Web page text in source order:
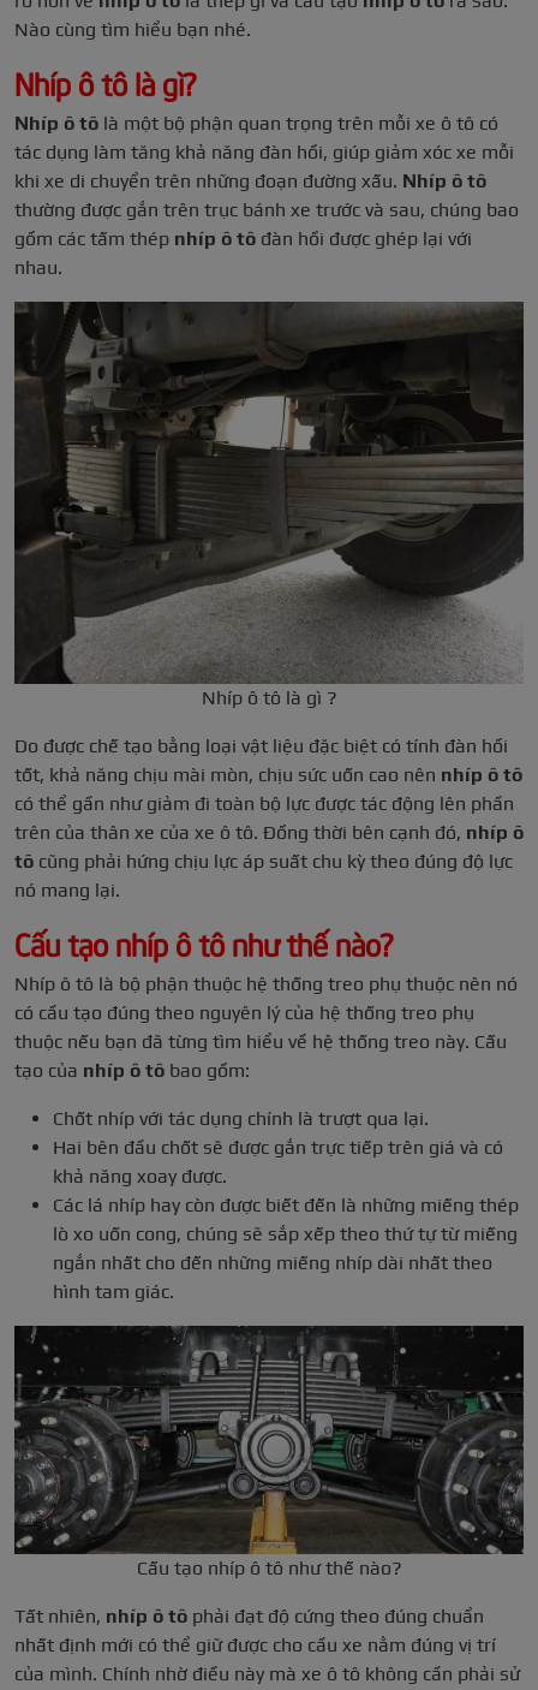
Nào cùng tìm hiểu bạn nhé.
Nhíp ô tô là gì?
Nhíp ô tô là một bộ phận quan trọng trên mỗi xe ô tô có
tác dụng làm tăng khả năng đàn hồi, giúp giảm xóc xe mỗi
khi xe di chuyển trên những đoạn đường xấu. Nhíp ô tô
thường được gắn trên trục bánh xe trước và sau, chúng bao
gồm các tấm thép nhíp ô tô đàn hồi được ghép lại với
nhau.
Nhíp ô tô là gì ?
Do được chế tạo bằng loại vật liệu đặc biệt có tính đàn hồi
tốt, khả năng chịu mài mòn, chịu sức uốn cao nên nhíp ô tô
có thể gần như giảm đi toàn bộ lực được tác động lên phần
trên của thân xe của xe ô tô. Đồng thời bên cạnh đó, nhíp ô
tô cũng phải hứng chịu lực áp suất chu kỳ theo đúng độ lực
nó mang lại.
Cấu tạo nhíp ô tô như thế nào?
Nhíp ô tô là bộ phận thuộc hệ thống treo phụ thuộc nên nó
có cầu tạo đúng theo nguyên lý của hệ thống treo phụ
thuộc nếu bạn đã từng tìm hiểu về hệ thống treo này. Cấu
tạo của nhíp ô tô bao gồm:
Chốt nhíp với tác dụng chính là trượt qua lại.
Hai bên đầu chốt sẽ được gắn trực tiếp trên giá và có
khả năng xoay được.
Các lá nhíp hay còn được biết đến là những miếng thép
lò xo uốn cong, chúng sẽ sắp xếp theo thứ tự từ miếng
ngắn nhất cho đến những miếng nhíp dài nhất theo
hình tam giác.
Cấu tạo nhíp ô tô như thế nào?
Tất nhiên, nhíp ô tô phải đạt độ cứng theo đúng chuẩn
nhất định mới có thể giữ được cho cầu xe nằm đúng vị trí
của mình. Chính nhờ điều này mà xe ô tô không cần phải sử